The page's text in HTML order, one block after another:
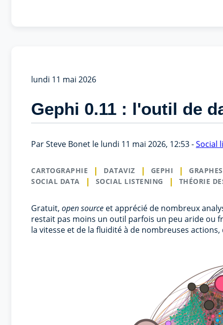
lundi 11 mai 2026
Gephi 0.11 : l'outil de
Par Steve Bonet le lundi 11 mai 2026, 12:53 -Social
CARTOGRAPHIE DATAVIZ GEPHI GRAPHES
SOCIAL DATA
SOCIAL LISTENING THÉORIE
Gratuit, open source et apprécié de nombreux
restait pas moins un outil parfois un peu aride ou
la vitesse et de la fluidité à de nombreuses